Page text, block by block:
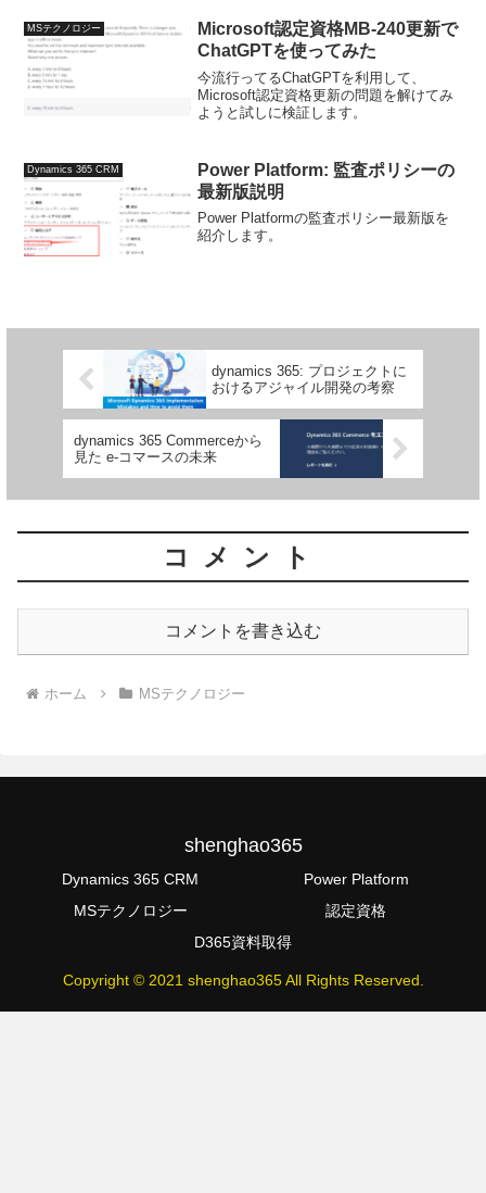
MSテクノロジー
Microsoft認定資格MB-240更新で
ChatGPTを使ってみた
今流行ってるChatGPTを利用して、
Microsoft認定資格更新の問題を解けてみ
ようと試しに検証します。
Dynamics 365 CRM
Power Platform: 監査ポリシーの
最新版説明
Power Platformの監査ポリシー最新版を
紹介します。
dynamics 365: プロジェクトに
おけるアジャイル開発の考察
dynamics 365 Commerceから
見た e-コマースの未来
コメント
コメントを書き込む
ホーム MSテクノロジー
shenghao365
Dynamics 365 CRM
Power Platform
MSテクノロジー
認定資格
D365資料取得
Copyright © 2021 shenghao365 All Rights Reserved.